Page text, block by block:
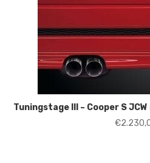
Tuningstage III – Cooper S
€